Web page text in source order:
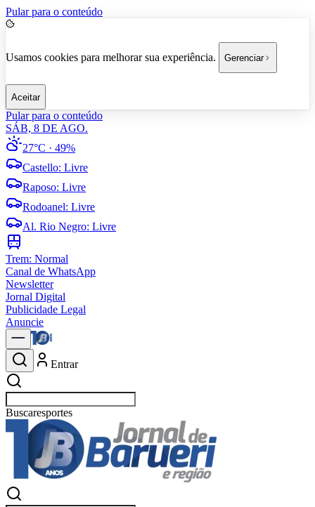
Pular para o conteúdo
Usamos cookies para melhorar sua experiência. Gerenciar
Aceitar
Pular para o conteúdo
SÁB, 8 DE AGO.
27°C · 49%
Castello: Livre
Raposo: Livre
Rodoanel: Livre
Al. Rio Negro: Livre
Trem: Normal
Canal de WhatsApp
Newsletter
Jornal Digital
Publicidade Legal
Anuncie
Entrar
Buscaresp